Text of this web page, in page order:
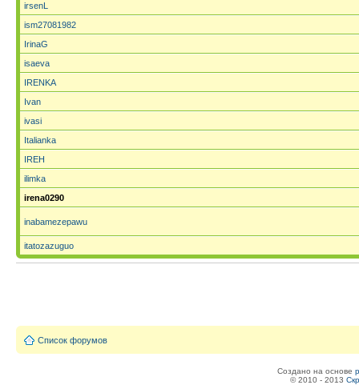
irsenL
ism27081982
IrinaG
isaeva
IRENKA
Ivan
ivasi
Italianka
IREH
ilimka
irena0290
inabamezepawu
itatozazuguo
Список форумов
Создано на основе
© 2010 - 2013